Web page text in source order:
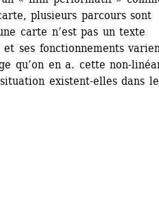
plusieurs parcours sont
carte n’est pas un texte
ses fonctionnements
qu’on en a. cette non-
existent-elles dans